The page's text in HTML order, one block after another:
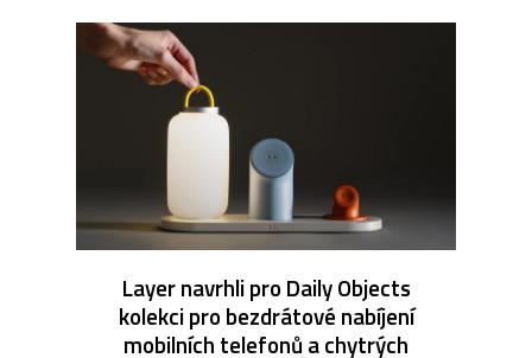
Layer navrhli pro Daily Objects
kolekci pro bezdrátové nabíjení
mobilních telefonů a chytrých